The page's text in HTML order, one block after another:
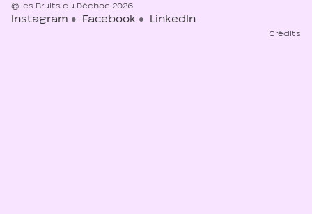
© les Bruits du Déchoc 2026
Instagram Facebook LinkedIn
Crédits